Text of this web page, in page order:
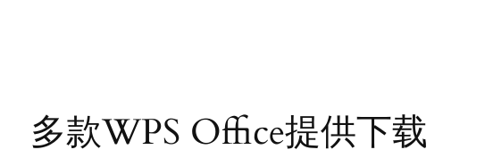
多款WPS Office提供下载